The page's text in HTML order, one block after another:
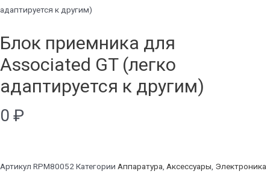
адаптируется к другим)
Блок приемника для
Associated GT (легко
адаптируется к другим)
0 ₽
Артикул RPM80052Категории Аппаратура, Аксессуары, Электроника